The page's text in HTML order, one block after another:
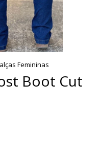
Femininas
Boot Cut